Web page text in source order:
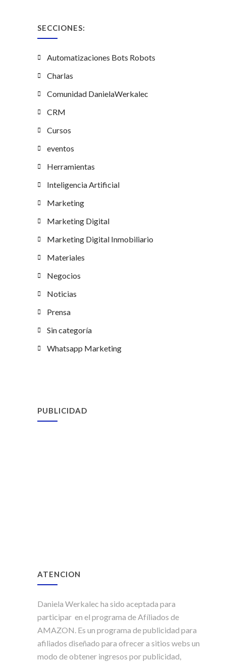
SECCIONES:
Automatizaciones Bots Robots
Charlas
Comunidad DanielaWerkalec
CRM
Cursos
eventos
Herramientas
Inteligencia Artificial
Marketing
Marketing Digital
Marketing Digital Inmobiliario
Materiales
Negocios
Noticias
Prensa
Sin categoría
Whatsapp Marketing
PUBLICIDAD
ATENCION
Daniela Werkalec ha sido aceptada para
participar en el programa de Afíliados de
AMAZON. Es un programa de publicidad para
afiliados diseñado para ofrecer a sitios webs un
modo de obtener ingresos por publicidad,